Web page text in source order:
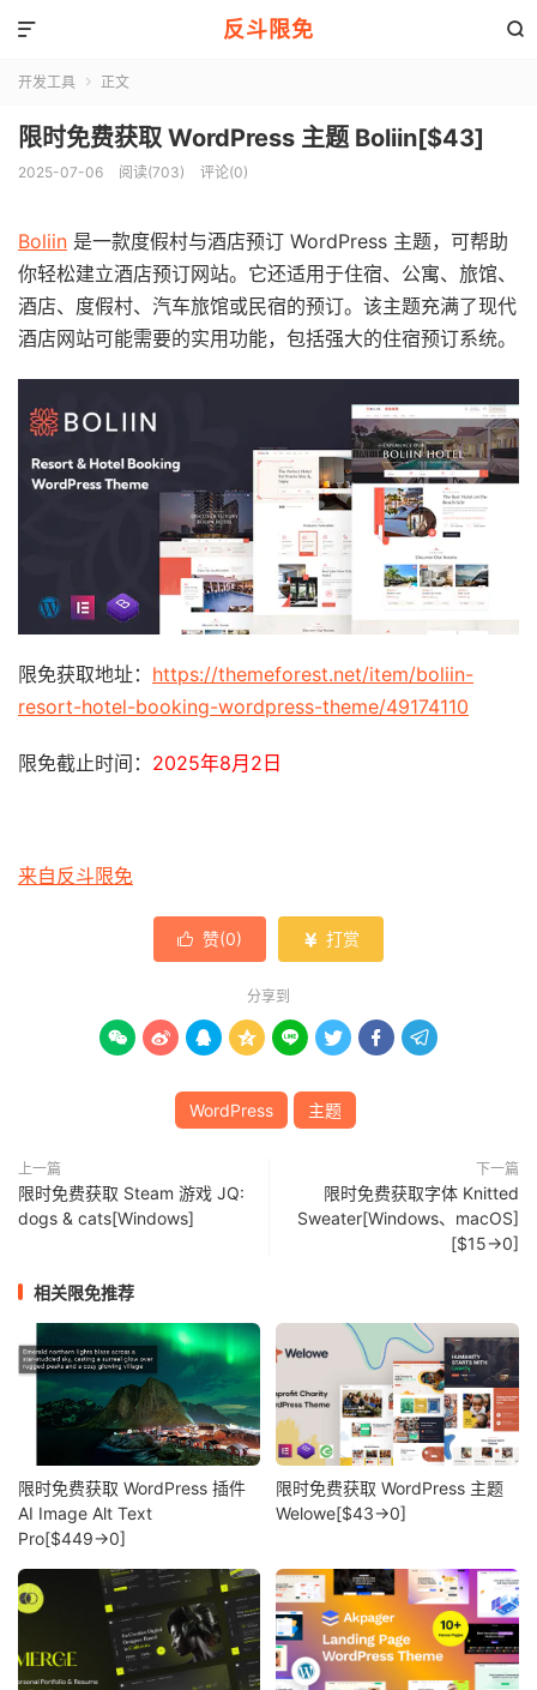
反斗限免 

开发工具  正文
限时免费获取 WordPress 主题 Boliin[$43]
2025-07-06 阅读(703) 评论(0)
Boliin 是一款度假村与酒店预订 WordPress 主题，可帮助
你轻松建立酒店预订网站。它还适用于住宿、公寓、旅馆、
酒店、度假村、汽车旅馆或民宿的预订。该主题充满了现代
酒店网站可能需要的实用功能，包括强大的住宿预订系统。
限免获取地址： https://themeforest.net/item/boliin-
resort-hotel-booking-wordpress-theme/49174110
限免截止时间： 2025年8月2日
来自反斗限免
 赞(0)  打赏
分享到
       
WordPress 主题
上一篇
限时免费获取 Steam 游戏 JQ:
dogs & cats[Windows]
下一篇
限时免费获取字体 Knitted
Sweater[Windows、macOS]
[$15→0]
相关限免推荐
限时免费获取 WordPress 插件
AI Image Alt Text
Pro[$449→0]
限时免费获取 WordPress 主题
Welowe[$43→0]